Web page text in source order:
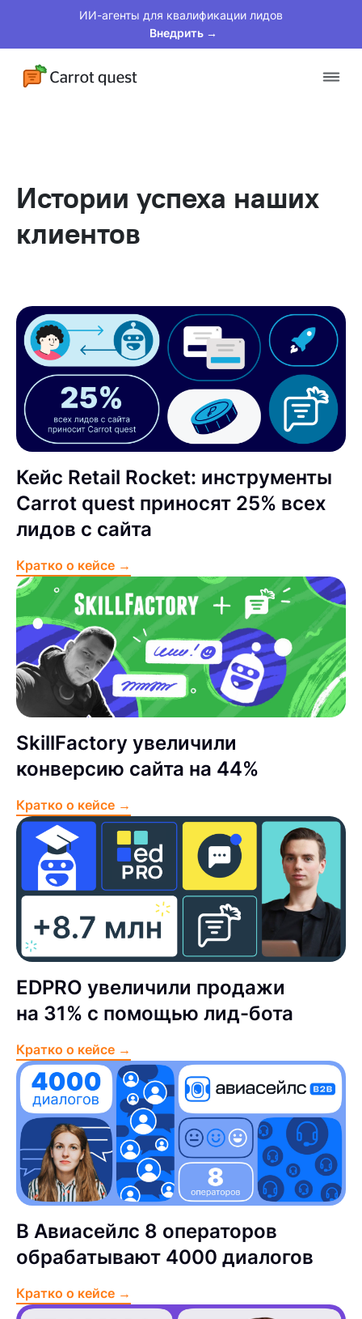
ИИ-агенты для квалификации лидов
Внедрить →
Истории успеха наших
клиентов
Кейс Retail Rocket: инструменты
Carrot quest приносят 25% всех
лидов с сайта
Кратко о кейсе →
SkillFactory увеличили
конверсию сайта на 44%
Кратко о кейсе →
EDPRO увеличили продажи
на 31% с помощью лид-бота
Кратко о кейсе →
В Авиасейлс 8 операторов
обрабатывают 4000 диалогов
Кратко о кейсе →